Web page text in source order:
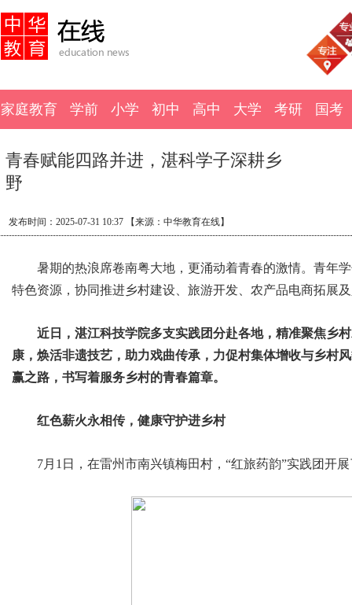
家庭教育 学前 小学 初中 高中 大学 考研 国考
青春赋能四路并进，湛科学子深耕乡
野
发布时间：2025-07-31 10:37 【来源：中华教育在线】
暑期的热浪席卷南粤大地，更涌动着青春的激情。青年
特色资源，协同推进乡村建设、旅游开发、农产品电商拓展
近日，湛江科技学院多支实践团分赴各地，精准聚焦乡
康，焕活非遗技艺，助力戏曲传承，力促村集体增收与乡村
赢之路，书写着服务乡村的青春篇章。
红色薪火永相传，健康守护进乡村
7月1日，在雷州市南兴镇梅田村，“红旅药韵”实践团开